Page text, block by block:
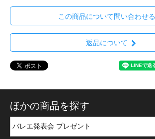
この商品について問い合わせる
返品について
ほかの商品を探す